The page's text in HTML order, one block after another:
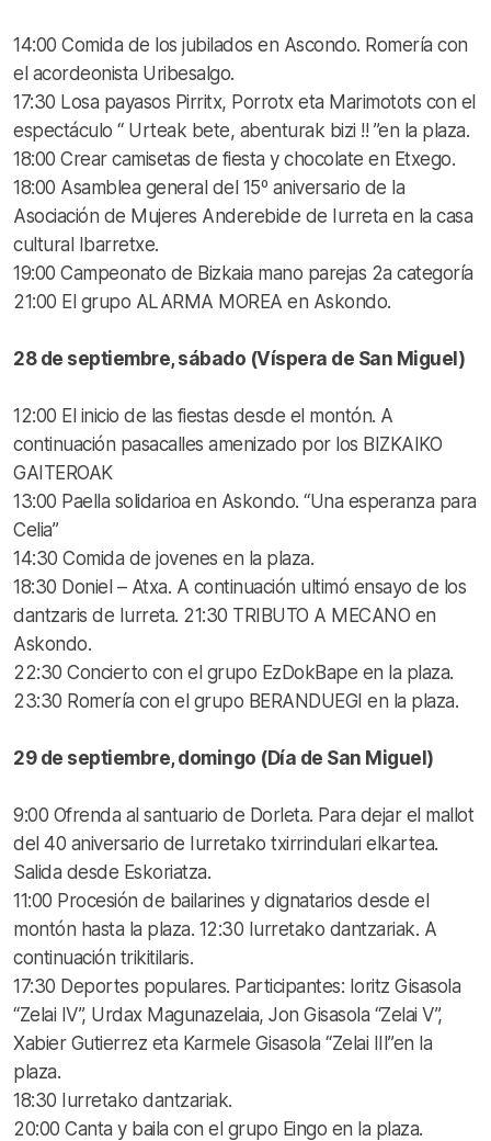
14:00 Comida de los jubilados en Ascondo. Romería con
el acordeonista Uribesalgo.
17:30 Losa payasos Pirritx, Porrotx eta Marimotots con el
espectáculo “ Urteak bete, abenturak bizi !! ”en la plaza.
18:00 Crear camisetas de fiesta y chocolate en Etxego.
18:00 Asamblea general del 15º aniversario de la
Asociación de Mujeres Anderebide de Iurreta en la casa
cultural Ibarretxe.
19:00 Campeonato de Bizkaia mano parejas 2a categoría
21:00 El grupo ALARMA MOREA en Askondo.
28 de septiembre, sábado (Víspera de San Miguel)
12:00 El inicio de las fiestas desde el montón. A
continuación pasacalles amenizado por los BIZKAIKO
GAITEROAK
13:00 Paella solidarioa en Askondo. “Una esperanza para
Celia”
14:30 Comida de jovenes en la plaza.
18:30 Doniel – Atxa. A continuación ultimó ensayo de los
dantzaris de Iurreta. 21:30 TRIBUTO A MECANO en
Askondo.
22:30 Concierto con el grupo EzDokBape en la plaza.
23:30 Romería con el grupo BERANDUEGI en la plaza.
29 de septiembre, domingo (Día de San Miguel)
9:00 Ofrenda al santuario de Dorleta. Para dejar el mallot
del 40 aniversario de Iurretako txirrindulari elkartea.
Salida desde Eskoriatza.
11:00 Procesión de bailarines y dignatarios desde el
montón hasta la plaza. 12:30 Iurretako dantzariak. A
continuación trikitilaris.
17:30 Deportes populares. Participantes: Ioritz Gisasola
“Zelai IV”, Urdax Magunazelaia, Jon Gisasola “Zelai V”,
Xabier Gutierrez eta Karmele Gisasola “Zelai III”en la
plaza.
18:30 Iurretako dantzariak.
20:00 Canta y baila con el grupo Eingo en la plaza.